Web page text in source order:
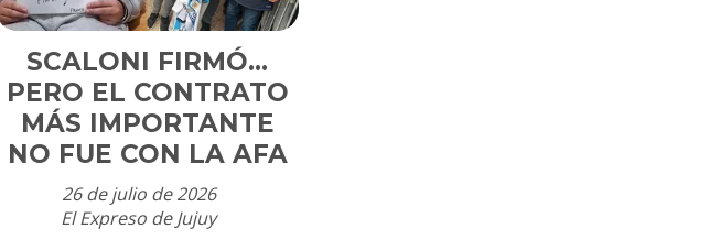
SCALONI FIRMÓ...
PERO EL CONTRATO
MÁS IMPORTANTE
NO FUE CON LA AFA
El Expreso de Jujuy
26 de julio de 2026